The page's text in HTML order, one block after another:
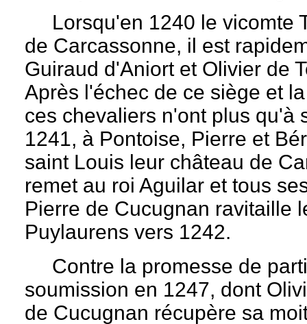
Lorsqu'en 1240 le vicomte
de Carcassonne, il est
Guiraud d'Aniort et Olivier de
Après l'échec de ce siège et
ces chevaliers n'ont plus qu'à
1241, à Pontoise, Pierre et
saint Louis leur château de
remet au roi Aguilar et tous
Pierre de Cucugnan ravitaille
Puylaurens vers 1242.
Contre la promesse de
soumission en 1247, dont
de Cucugnan récupère sa